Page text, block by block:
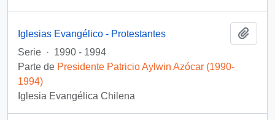
Iglesias Evangélico - Protestantes
Serie · 1990 - 1994
Parte de Presidente Patricio Aylwin Azócar (1990-
1994)
Iglesia Evangélica Chilena